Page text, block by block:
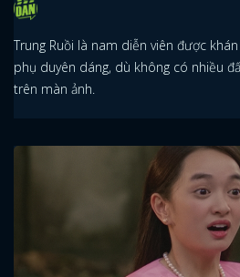
Trung Ruồi là nam diễn viên được
phụ duyên dáng, dù không có nhiều
trên màn ảnh.